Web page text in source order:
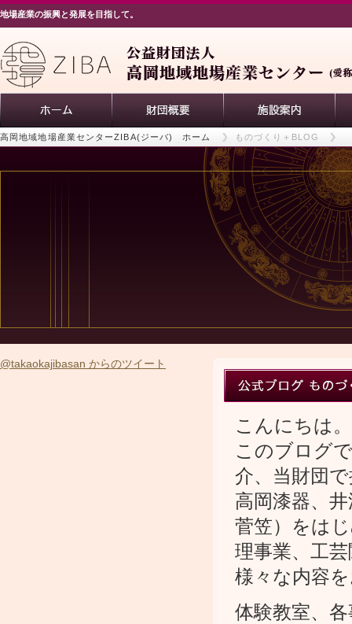
地場産業の振興と発展を目指して。
高岡地域地場産業センターZIBA(ジーバ) ホーム ものづくり＋BLOG
こんにちは
このブログ
介、当財団
高岡漆器、
菅笠）をは
理事業、工
様々な内容
体験教室、
@takaokajibasan からのツイート